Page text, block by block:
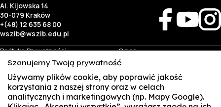
Al. Kijowska 14
30-079 Kraków
+(48) 12 635 68 00
wszib@wszib.edu.pl
Polityka Prywatności
RODO
Identyfikacja wizualna
O nas
Rekrutacja
Studia
Kontakt
Biznes Student
Szanujemy Twoją prywatność
Używamy plików cookie, aby poprawić jakość
korzystania z naszej strony oraz w celach
analitycznych i marketingowych (np. Mapy Google).